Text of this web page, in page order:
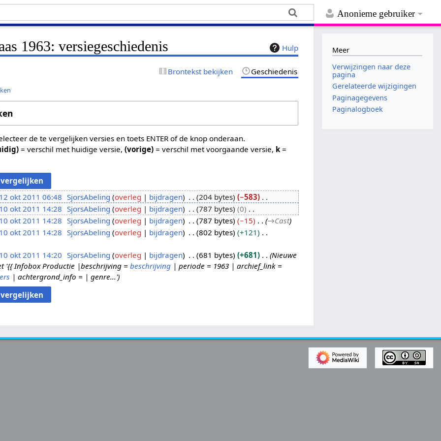
Anonieme gebruiker
Hulp
1963: versiegeschiedenis
Brontekst bekijken Geschiedenis
de te vergelijken versies en toets ENTER of de knop onderaan.
= verschil met huidige versie,(vorige) = verschil met voorgaande versie, k =
12 okt 2011 06:48 SjorsAbeling overleg bijdragen 204 bytes
−583
10 okt 2011 14:28 SjorsAbeling overleg bijdragen 787 bytes
0
10 okt 2011 14:28 SjorsAbeling overleg bijdragen 787 bytes −15 →Cast
10 okt 2011 14:28 SjorsAbeling overleg bijdragen 802 bytes
+121
10 okt 2011 14:20 SjorsAbeling overleg bijdragen 681 bytes +681
Nieuwe
'{{ Infobox Productie |beschrijving =beschrijving| periode = 1963 | archief_link =
| achtergrond_info = | genre...'
Meer
Verwijzingen naar deze
pagina
Gerelateerde wijzigingen
Paginagegevens
Paginalogboek